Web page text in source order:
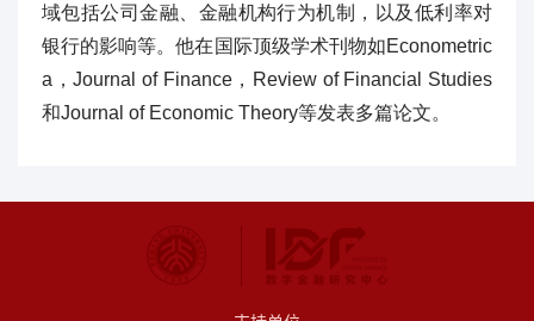
域包括公司金融、金融机构行为机制，以及低利率对
银行的影响等。他在国际顶级学术刊物如Econometric
a，Journal of Finance，Review of Financial Studies
和Journal of Economic Theory等发表多篇论文。